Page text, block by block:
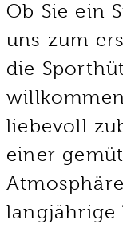
Ob Sie ein
uns zum
die
liebevoll
einer
langjährige